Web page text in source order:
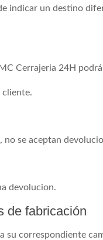
indicar un destino
Cerrajeria 24H
cliente.
no se aceptan
devolucion.
de fabricación
correspondiente